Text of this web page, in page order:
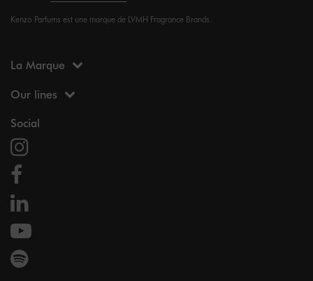
Kenzo Parfums est une marque de LVMH Fragrance Brands.
La Marque
Our lines
Social